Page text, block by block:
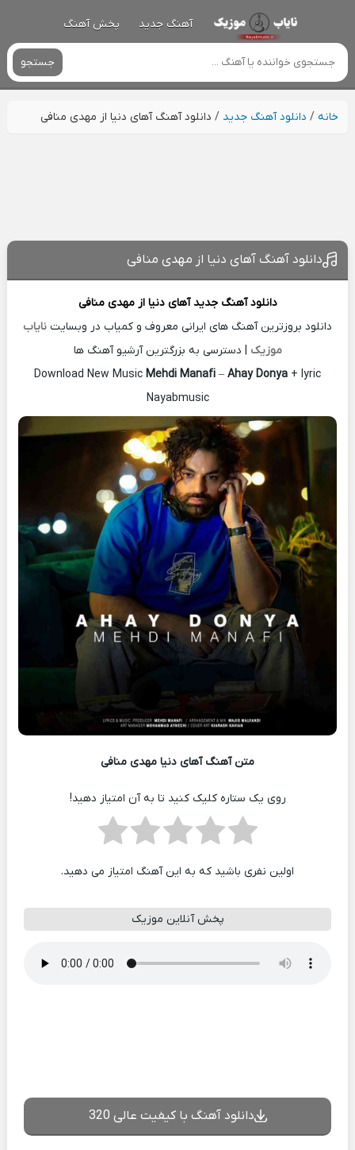
آهنگ جدید پخش آهنگ
جستجو
خانه/ دانلود آهنگ جدید / دانلود آهنگ آهای دنیا از مهدی منافی
دانلود آهنگ آهای دنیا از مهدی منافی
دانلود آهنگ جدیدآهای دنیا ازمهدی منافی
دانلود بروزترین آهنگ های ایرانی معروف و کمیاب در وبسایت نایاب
موزیک | دسترسی به بزرگترین آرشیو آهنگ ها
Download New Music Mehdi Manafi – Ahay Donya + lyric
Nayabmusic
متن آهنگ آهای دنیا مهدی منافی
روی یک ستاره کلیک کنید تا به آن امتیاز دهید!
اولین نفری باشید که به این آهنگ امتیاز می دهید.
پخش آنلاین موزیک
دانلود آهنگ با کیفیت عالی 320